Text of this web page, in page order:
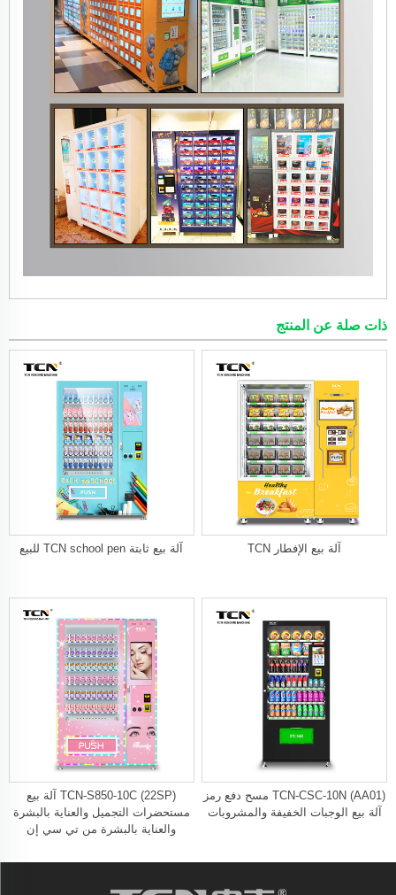
ذات صلة عن المنتج
آلة بيع ثابتة TCN school pen للبيع آلة بيع الإفطار TCN
TCN-S850-10C (22SP) آلة بيع
مستحضرات التجميل والعناية بالبشرة
والعناية بالبشرة من تي سي إن
TCN-CSC-10N (AA01) مسح دفع رمز
آلة بيع الوجبات الخفيفة والمشروبات